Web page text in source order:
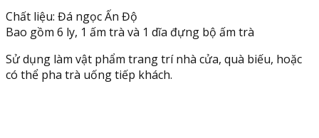
lá
đá
ngọc
Ấn
Chất liệu: Đá ngọc Ấn Độ
Bao gồm 6 ly, 1 ấm trà và 1 dĩa đựng bộ ấm trà
Sử dụng làm vật phẩm trang trí nhà cửa, quà biếu, hoặc
có thể pha trà uống tiếp khách.